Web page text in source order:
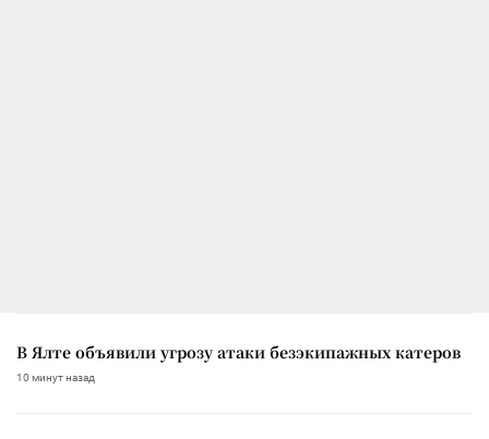
В Ялте объявили угрозу атаки безэкипажных катеров
10 минут назад